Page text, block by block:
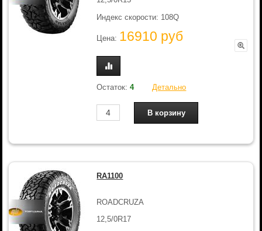
Индекс скорости: 108Q
Цена: 16910 руб
Остаток:4 Детально
RA1100
ROADCRUZA
12,5/0R17